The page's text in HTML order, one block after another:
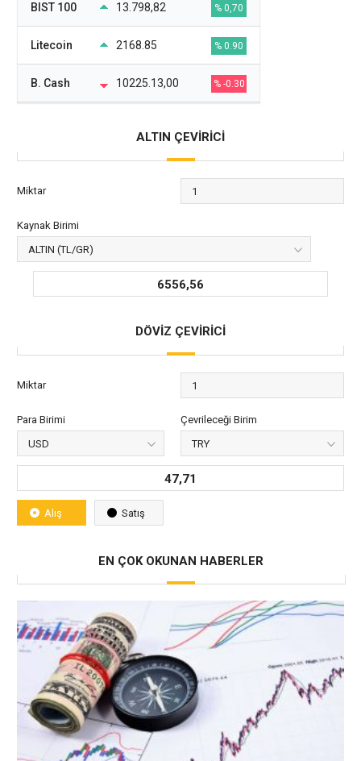
BIST 100 13.798,82 % 0,70
Litecoin 2168.85 % 0.90
B. Cash 10225.13,00 % -0.30
ALTIN ÇEVİRİCİ
Miktar
Kaynak Birimi
6556,56
DÖVİZ ÇEVİRİCİ
Miktar
Para Birimi Çevrileceği Birim
47,71
Alış Satış
EN ÇOK OKUNAN HABERLER